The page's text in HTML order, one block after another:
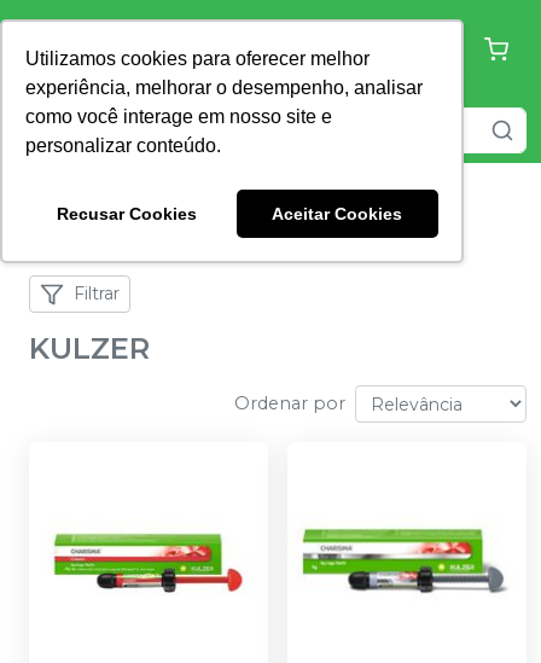
Utilizamos cookies para oferecer melhor
experiência, melhorar o desempenho, analisar
como você interage em nosso site e
personalizar conteúdo.
Recusar Cookies Aceitar Cookies
Filtrar
KULZER
Ordenar por